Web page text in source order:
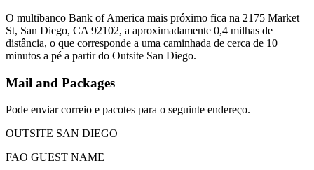
O multibanco Bank of America mais próximo fica na 2175 Market
St, San Diego, CA 92102, a aproximadamente 0,4 milhas de
distância, o que corresponde a uma caminhada de cerca de 10
minutos a pé a partir do Outsite San Diego.
Mail and Packages
Pode enviar correio e pacotes para o seguinte endereço.
OUTSITE SAN DIEGO
FAO GUEST NAME